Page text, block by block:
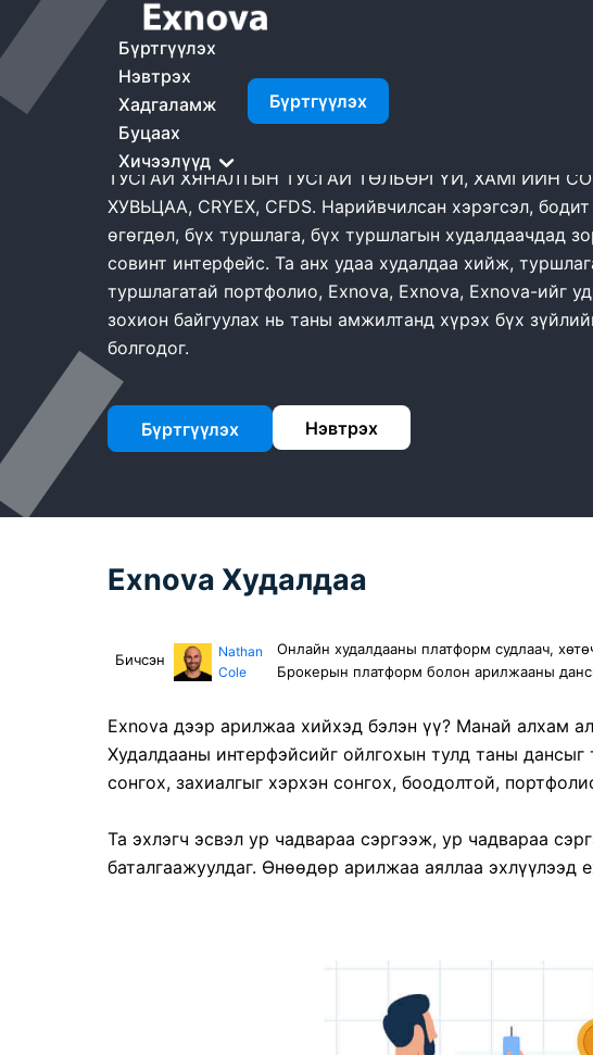
Бүртгүүлэх
Нэвтрэх
Хадгаламж
Буцаах
Хичээлүүд
Бүртгүүлэх
Нүүр Хуудас Exnova Худалдаа
Exnova Худалдаа
Exnova, ХЯНАЛТЫН ТУСГАЙ ХУДАЛДААНЫ ТУСГАЙ
ТУСГАЙ ХЯНАЛТЫН ТУСГАЙ ТӨЛБӨРГҮЙ, ХАМГИЙН
ХУВЬЦАА, CRYEX, CFDS. Нарийвчилсан хэрэгсэл,
өгөгдөл, бүх туршлага, бүх туршлагын худалдаачдад
совинт интерфейс. Та анх удаа худалдаа хийж,
туршлагатай портфолио, Exnova, Exnova, Exnova-ийг
зохион байгуулах нь таны амжилтанд хүрэх бүх
болгодог.
Бүртгүүлэх Нэвтрэх
Exnova Худалдаа
Бичсэн
Nathan
Cole
Онлайн худалдааны платформ судлаач,
Брокерын платформ болон арилжааны
Exnova дээр арилжаа хийхэд бэлэн үү? Манай алхам
Худалдааны интерфэйсийг ойлгохын тулд таны дансыг
сонгох, захиалгыг хэрхэн сонгох, боодолтой,
Та эхлэгч эсвэл ур чадвараа сэргээж, ур чадвараа
баталгаажуулдаг. Өнөөдөр арилжаа аяллаа